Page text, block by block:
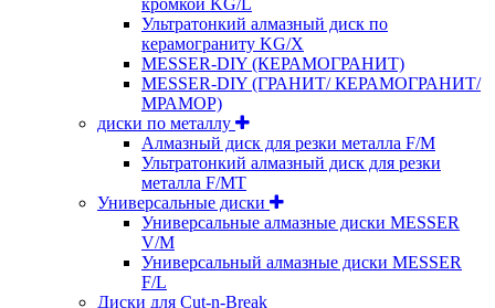
кромкой KG/L
Ультратонкий алмазный диск по
керамограниту KG/X
MESSER-DIY (КЕРАМОГРАНИТ)
MESSER-DIY (ГРАНИТ/ КЕРАМОГРАНИТ/
МРАМОР)
диски по металлу
Алмазный диск для резки металла F/M
Ультратонкий алмазный диск для резки
металла F/MT
Универсальные диски
Универсальные алмазные диски MESSER
V/M
Универсальный алмазные диски MESSER
F/L
Диски для Cut-n-Break